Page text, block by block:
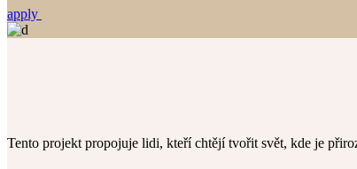
apply
Tento projekt propojuje lidi, kteří chtějí tvořit svět, kde je